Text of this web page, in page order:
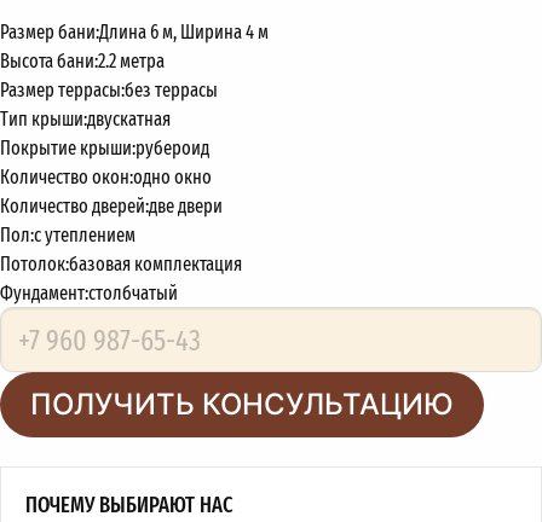
Размер бани:Длина 6 м, Ширина 4 м
Высота бани:2.2 метра
Размер террасы:без террасы
Тип крыши:двускатная
Покрытие крыши:рубероид
Количество окон:одно окно
Количество дверей:две двери
Пол:с утеплением
Потолок:базовая комплектация
Фундамент:столбчатый
ПОЛУЧИТЬ КОНСУЛЬТАЦИЮ
ПОЧЕМУ ВЫБИРАЮТ НАС